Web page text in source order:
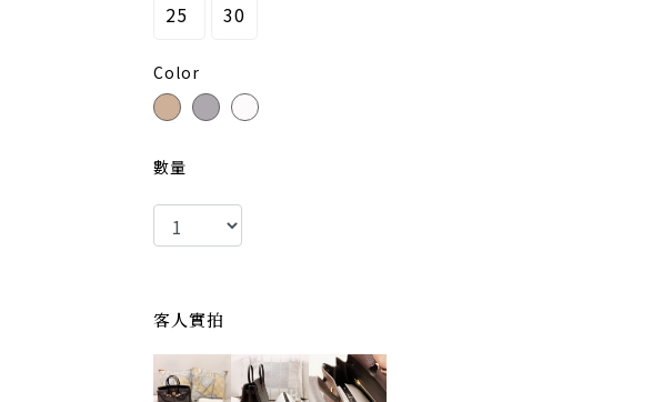
25 30
Color
數量
客人實拍